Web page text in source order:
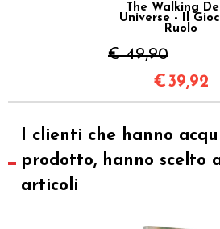
The Walking
Universe - Il
Ruolo
€ 49,90
€39,92
I clienti che hanno
prodotto, hanno scelto
articoli